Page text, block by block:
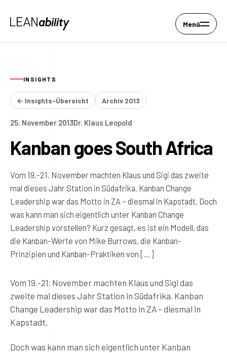
Menü
INSIGHTS
← Insights-Übersicht Archiv 2013
25. November 2013Dr. Klaus Leopold
Kanban goes South Africa
Vom 19.-21. November machten Klaus und Sigi das zweite
mal dieses Jahr Station in Südafrika. Kanban Change
Leadership war das Motto in ZA – diesmal in Kapstadt. Doch
was kann man sich eigentlich unter Kanban Change
Leadership vorstellen? Kurz gesagt, es ist ein Modell, das
die Kanban-Werte von Mike Burrows, die Kanban-
Prinzipien und Kanban-Praktiken von […]
Vom 19.-21. November machten Klaus und Sigi das
zweite mal dieses Jahr Station in Südafrika. Kanban
Change Leadership war das Motto in ZA – diesmal in
Kapstadt.
Doch was kann man sich eigentlich unter Kanban